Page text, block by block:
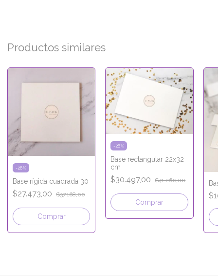
Productos similares
-26%
Base rígida cuadrada 30
$27.473,00 $37.168,00
Comprar
-26%
Base rectangular 22x32
cm
$30.497,00 $41.260,00
Comprar